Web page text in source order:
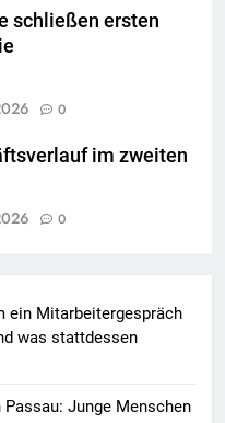
schließen ersten
0
im zweiten
0
ein Mitarbeitergespräch
was stattdessen
Junge Menschen